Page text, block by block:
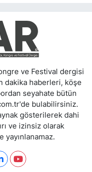
ve Festival dergisi
dakika haberleri, köşe
seyahate bütün
bulabilirsiniz.
gösterilerek dahi
ve izinsiz olarak
yayınlanamaz.